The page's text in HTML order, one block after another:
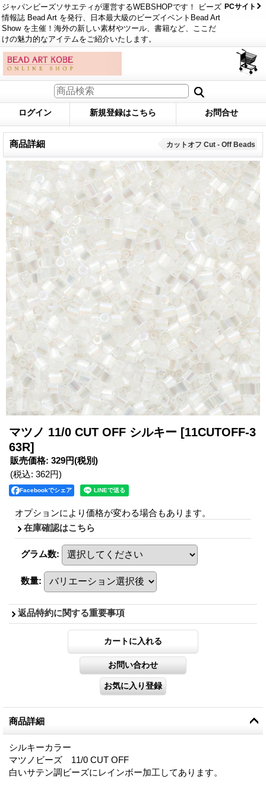
ジャパンビーズソサエティが運営するWEBSHOPです！ ビーズ
情報誌 Bead Art を発行、日本最大級のビーズイベントBead Art
Show を主催！海外の新しい素材やツール、書籍など、ここだ
けの魅力的なアイテムをご紹介いたします。
PCサイト
ログイン 新規登録はこちら お問合せ
商品詳細 カットオフ Cut - Off Beads
マツノ 11/0 CUT OFF シルキー [11CUTOFF-3
63R]
販売価格: 329円(税別)
(税込: 362円)
Facebookでシェア
オプションにより価格が変わる場合もあります。
在庫確認はこちら
グラム数:
数量:
返品特約に関する重要事項
商品詳細
シルキーカラー
マツノビーズ 11/0 CUT OFF
白いサテン調ビーズにレインボー加工してあります。